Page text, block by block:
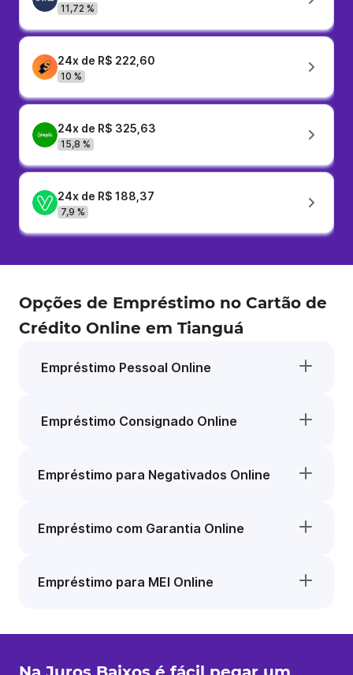
11,72 %
24x de R$ 222,60
10 %
24x de R$ 325,63
15,8 %
24x de R$ 188,37
7,9 %
Opções de Empréstimo no Cartão de
Crédito Online em Tianguá
Empréstimo Pessoal Online
Empréstimo Consignado Online
Empréstimo para Negativados Online
Empréstimo com Garantia Online
Empréstimo para MEI Online